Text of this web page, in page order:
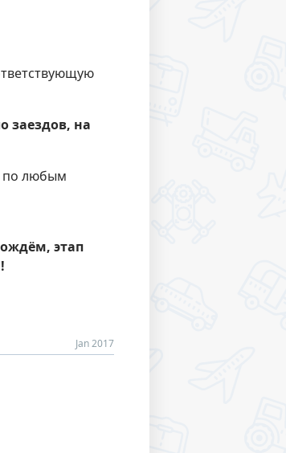
заездов, на
по любым
этап
Jan 2017